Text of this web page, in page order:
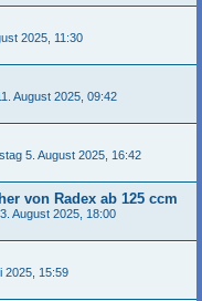
2025, 11:30
August 2025, 09:42
5. August 2025, 16:42
von Radex ab 125 ccm
August 2025, 18:00
2025, 15:59